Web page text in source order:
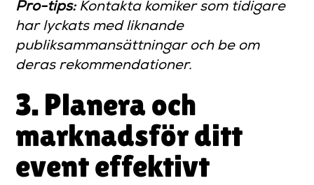
Pro-tips: Kontakta komiker som tidigare
har lyckats med liknande
publiksammansättningar och be om
deras rekommendationer.
3. Planera och
marknadsför ditt
event effektivt